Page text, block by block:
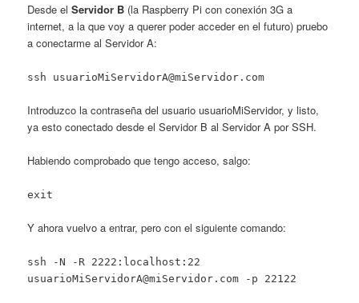
Desde elServidor B (la Raspberry Pi con conexión 3G a
internet, a la que voy a querer poder acceder en el futuro) pruebo
a conectarme al Servidor A:
ssh usuarioMiServidorA@miServidor.com
Introduzco la contraseña del usuario usuarioMiServidor, y listo,
ya esto conectado desde el Servidor B al Servidor A por SSH.
Habiendo comprobado que tengo acceso, salgo:
exit
Y ahora vuelvo a entrar, pero con el siguiente comando:
ssh -N -R 2222:localhost:22
usuarioMiServidorA@miServidor.com -p 22122